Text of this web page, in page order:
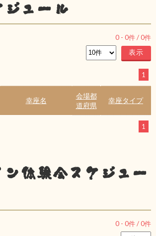
ジュール
0 - 0件 /0件
1
幸座名
会場都
道府県
幸座タイプ
1
ン体験会スケジュー
0 - 0件 /0件